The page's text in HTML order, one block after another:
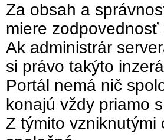
Za obsah a
miere
Ak administrár
si právo takýto
Portál nemá nič
konajú vždy priamo
Z týmito